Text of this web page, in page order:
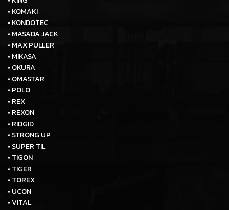
• KOMAKI
• KONDOTEC
• MASADA JACK
• MAX PULLER
• MIKASA
• OKURA
• OMASTAR
• POLO
• REX
• REXON
• RIDGID
• STRONG UP
• SUPER TIL
• TIGON
• TIGER
• TOREX
• UCON
• VITAL